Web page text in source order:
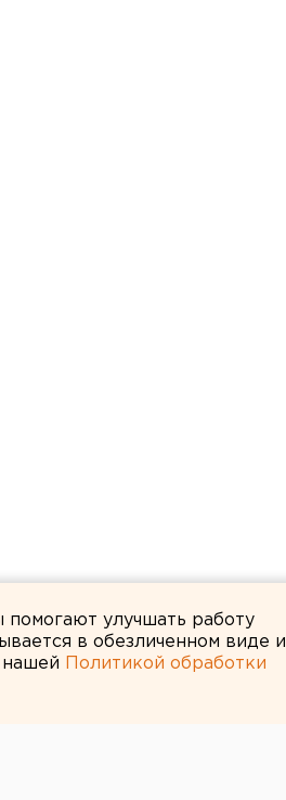
улучшать работу
в обезличенном виде и
нашей
Политикой обработки